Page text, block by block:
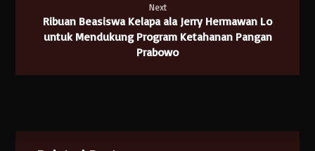
Next
Ribuan Beasiswa Kelapa ala Jerry Hermawan Lo
untuk Mendukung Program Ketahanan Pangan
Prabowo